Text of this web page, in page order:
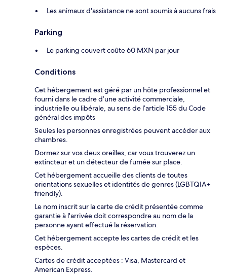
Les animaux d'assistance ne sont soumis à aucuns frais
Parking
Le parking couvert coûte 60 MXN par jour
Conditions
Cet hébergement est géré par un hôte professionnel et
fourni dans le cadre d’une activité commerciale,
industrielle ou libérale, au sens de l’article 155 du Code
général des impôts
Seules les personnes enregistrées peuvent accéder aux
chambres.
Dormez sur vos deux oreilles, car vous trouverez un
extincteur et un détecteur de fumée sur place.
Cet hébergement accueille des clients de toutes
orientations sexuelles et identités de genres (LGBTQIA+
friendly).
Le nom inscrit sur la carte de crédit présentée comme
garantie à l'arrivée doit correspondre au nom de la
personne ayant effectué la réservation.
Cet hébergement accepte les cartes de crédit et les
espèces.
Cartes de crédit acceptées : Visa, Mastercard et
American Express.